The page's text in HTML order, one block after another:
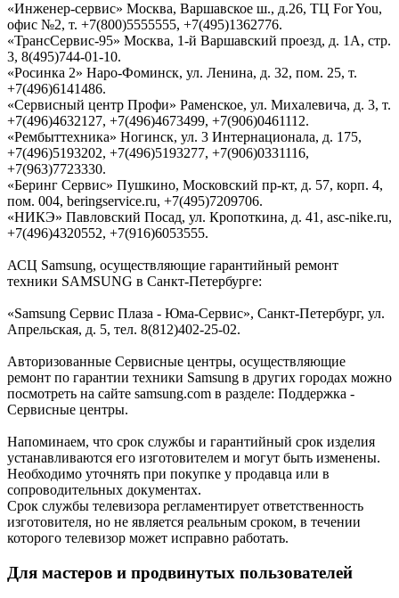
«Инженер-сервис» Москва, Варшавское ш., д.26, ТЦ For You,
офис №2, т. +7(800)5555555, +7(495)1362776.
«ТрансСервис-95» Москва, 1-й Варшавский проезд, д. 1А, стр.
3, 8(495)744-01-10.
«Росинка 2» Наро-Фоминск, ул. Ленина, д. 32, пом. 25, т.
+7(496)6141486.
«Сервисный центр Профи» Раменское, ул. Михалевича, д. 3, т.
+7(496)4632127, +7(496)4673499, +7(906)0461112.
«Рембыттехника» Ногинск, ул. 3 Интернационала, д. 175,
+7(496)5193202, +7(496)5193277, +7(906)0331116,
+7(963)7723330.
«Беринг Сервис» Пушкино, Московский пр-кт, д. 57, корп. 4,
пом. 004, beringservice.ru, +7(495)7209706.
«НИКЭ» Павловский Посад, ул. Кропоткина, д. 41, asc-nike.ru,
+7(496)4320552, +7(916)6053555.
АСЦ Samsung, осуществляющие гарантийный ремонт
техники SAMSUNG в Санкт-Петербурге:
«Samsung Сервис Плаза - Юма-Cервис», Санкт-Петербург, ул.
Апрельская, д. 5, тел. 8(812)402-25-02.
Авторизованные Сервисные центры, осуществляющие
ремонт по гарантии техники Samsung в других городах можно
посмотреть на сайте samsung.com в разделе: Поддержка -
Сервисные центры.
Напоминаем, что срок службы и гарантийный срок изделия
устанавливаются его изготовителем и могут быть изменены.
Необходимо уточнять при покупке у продавца или в
сопроводительных документах.
Срок службы телевизора регламентирует ответственность
изготовителя, но не является реальным сроком, в течении
которого телевизор может исправно работать.
Для мастеров и продвинутых пользователей